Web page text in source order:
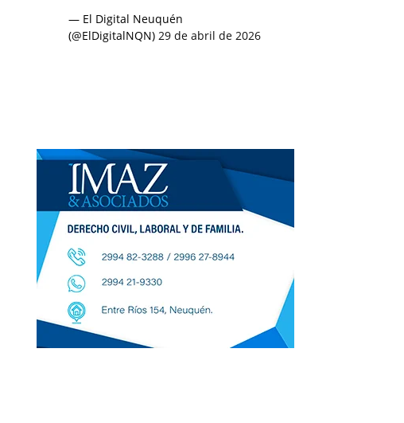
— El Digital Neuquén
(@ElDigitalNQN) 29 de abril de 2026